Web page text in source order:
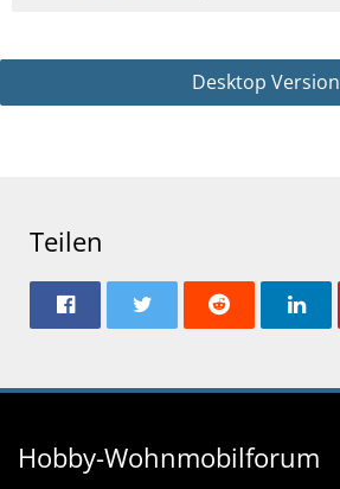
Desktop Version
Teilen
Hobby-Wohnmobilforum